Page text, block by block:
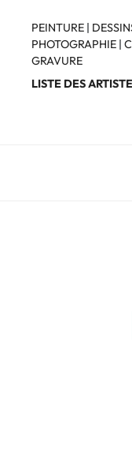
contenu
principal
PEINTURE |
PHOTOGRAPHIE |
GRAVURE
LISTE DES